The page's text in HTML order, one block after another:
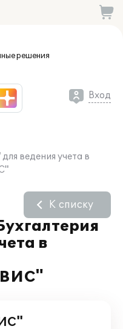
решения
Вход
ведения учета в
в
К списку